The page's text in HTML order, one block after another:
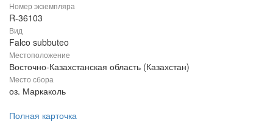
Номер экземпляра
R-36103
Вид
Falco subbuteo
Местоположение
Восточно-Казахстанская область (Казахстан)
Место сбора
оз. Маркаколь
Полная карточка